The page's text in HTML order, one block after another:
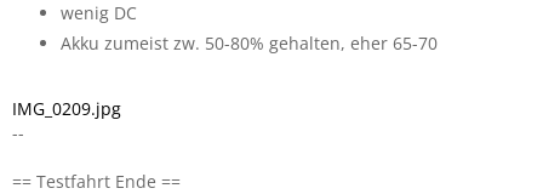
wenig DC
Akku zumeist zw. 50-80% gehalten, eher 65-70
IMG_0209.jpg
--
== Testfahrt Ende ==